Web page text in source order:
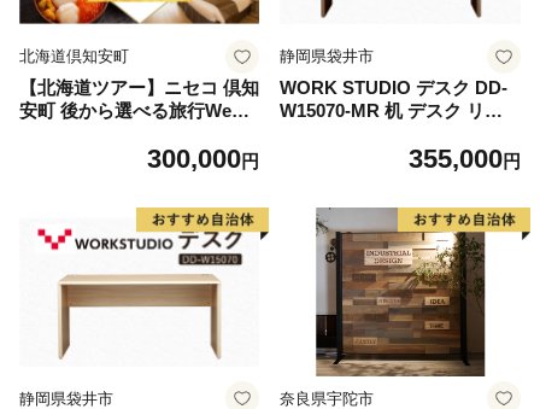
北海道倶知安町
【北海道ツアー】ニセコ 倶知
安町 後から選べる旅行Web
ポン（90,000円分） 旅行券
キーチケット
300,000円
静岡県袋井市
WORK STUDIO デスク DD-
W15070-MR 机 デスク リモ
パソコンデスク 学習机 抗菌
355,000円
静岡県袋井市 奈良県宇陀市